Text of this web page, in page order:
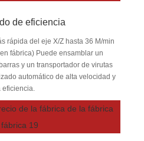
de eficiencia
rápida del eje X/Z hasta 36 M/min
fábrica) Puede ensamblar un
y un transportador de virutas
automático de alta velocidad y
eficiencia.